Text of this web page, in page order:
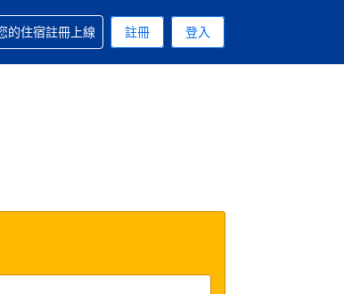
使用的幣別為新台幣
. 您目前所選的語言是繁體中文
單相關協助
的住宿註冊上線 註冊 登入